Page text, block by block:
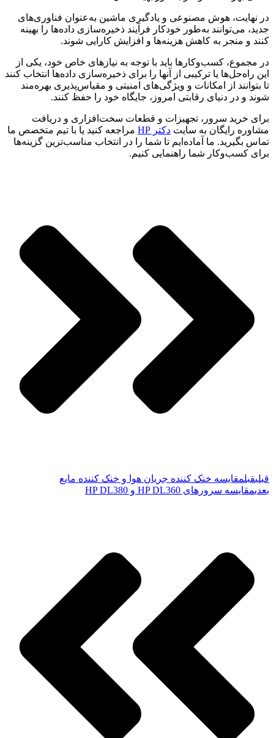
در نهایت، هوش مصنوعی و یادگیری ماشین به‌عنوان فناوری‌های
جدید، می‌توانند به‌طور خودکار فرآیند ذخیره‌سازی داده‌ها را بهینه
کنند و منجر به کاهش هزینه‌ها و افزایش کارایی شوند.
در مجموع، کسب‌وکارها باید با توجه به نیازهای خاص خود، یکی از
این راه‌حل‌ها یا ترکیبی از آنها را برای ذخیره‌سازی داده‌ها انتخاب کنند
تا بتوانند از امکانات و ویژگی‌های امنیتی و مقیاس‌پذیری بهره‌مند
شوند و در دنیای رقابتی امروز، جایگاه خود را حفظ کنند.
برای خرید سرور، تجهیزات و قطعات سخت‌افزاری و دریافت
مشاوره رایگان به سایت دکتر HP
مراجعه کنید یا با تیم متخصص ما
تماس بگیرید. ما آماده‌ایم تا شما را در انتخاب مناسب‌ترین گزینه‌ها
برای کسب‌وکار شما راهنمایی کنیم.
قبلیقبلمقایسه خنک کننده جریان هوا و خنک کننده مایع
بعدیمقایسه سرورهای HP DL360 و HP DL380